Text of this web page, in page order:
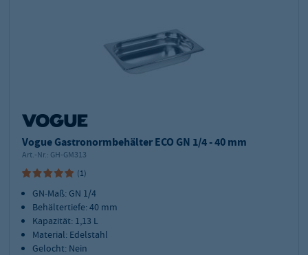
Vogue Gastronormbehälter ECO GN 1/4 - 40 mm
Art.-Nr.: GH-GM313
(1)
GN-Maß: GN 1/4
Behältertiefe: 40 mm
Kapazität: 1,13 L
Material: Edelstahl
Gelocht: Nein